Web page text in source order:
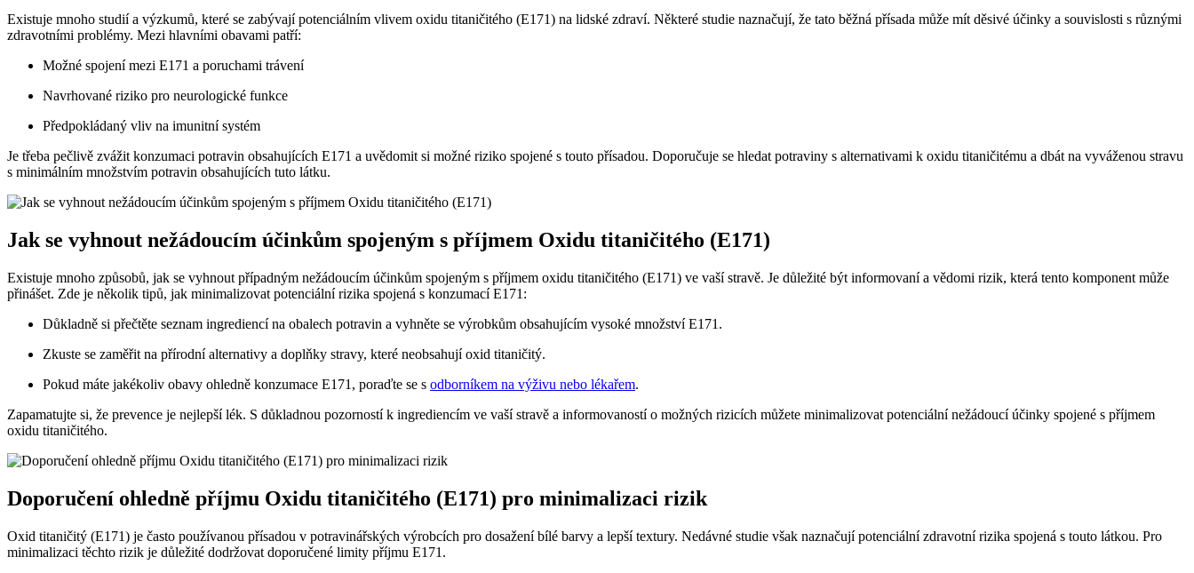
Existuje mnoho studií a výzkumů, které se zabývají potenciálním vlivem oxidu titaničitého (E171) na lidské zdraví. Některé studie naznačují, že tato běžná přísada může mít děsivé účinky a souvislosti s různými
zdravotními problémy. Mezi hlavními obavami patří:
Možné spojení mezi E171 a poruchami trávení
Navrhované riziko pro neurologické funkce
Předpokládaný vliv na imunitní systém
Je třeba pečlivě zvážit konzumaci potravin obsahujících E171 a uvědomit si možné riziko spojené s touto přísadou. Doporučuje se hledat potraviny s alternativami k oxidu titaničitému a dbát na vyváženou stravu
s minimálním množstvím potravin obsahujících tuto látku.
Jak se vyhnout nežádoucím účinkům spojeným s příjmem Oxidu titaničitého (E171)
Existuje mnoho způsobů, jak se vyhnout případným nežádoucím účinkům spojeným s příjmem oxidu titaničitého (E171) ve vaší stravě. Je důležité být informovaní a vědomi rizik, která tento komponent může
přinášet. Zde je několik tipů, jak minimalizovat potenciální rizika spojená s konzumací E171:
Důkladně si přečtěte seznam ingrediencí na obalech potravin a vyhněte se výrobkům obsahujícím vysoké množství E171.
Zkuste se zaměřit na přírodní alternativy a doplňky stravy, které neobsahují oxid titaničitý.
Pokud máte jakékoliv obavy ohledně konzumace E171, poraďte se s odborníkem na výživu nebo lékařem.
Zapamatujte si, že prevence je nejlepší lék. S důkladnou pozorností k ingrediencím ve vaší stravě a informovaností o možných rizicích můžete minimalizovat potenciální nežádoucí účinky spojené s příjmem
oxidu titaničitého.
Doporučení ohledně příjmu Oxidu titaničitého (E171) pro minimalizaci rizik
Oxid titaničitý (E171) je často používanou přísadou v potravinářských výrobcích pro dosažení bílé barvy a lepší textury. Nedávné studie však naznačují potenciální zdravotní rizika spojená s touto látkou. Pro
minimalizaci těchto rizik je důležité dodržovat doporučené limity příjmu E171.